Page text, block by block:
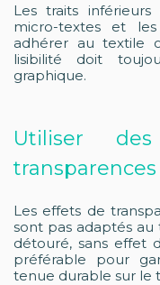
Les traits
micro-textes et
adhérer au textile
lisibilité doit
graphique.
Utiliser
transparences
Les effets de
sont pas adaptés au
détouré, sans effet
préférable pour
tenue durable sur le